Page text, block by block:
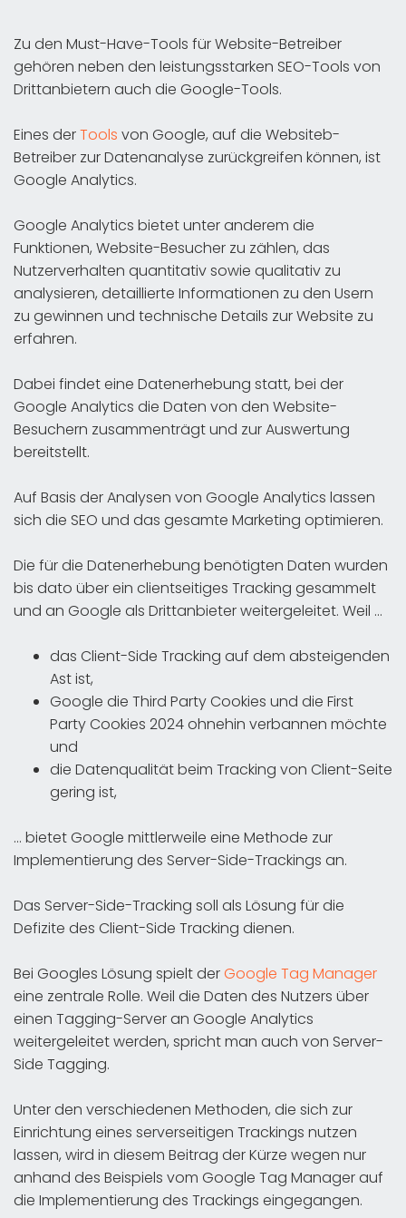
Zu den Must-Have-Tools für Website-Betreiber
gehören neben den leistungsstarken SEO-Tools von
Drittanbietern auch die Google-Tools.
Eines derTools von Google, auf die Websiteb-
Betreiber zur Datenanalyse zurückgreifen können, ist
Google Analytics.
Google Analytics bietet unter anderem die
Funktionen, Website-Besucher zu zählen, das
Nutzerverhalten quantitativ sowie qualitativ zu
analysieren, detaillierte Informationen zu den Usern
zu gewinnen und technische Details zur Website zu
erfahren.
Dabei findet eine Datenerhebung statt, bei der
Google Analytics die Daten von den Website-
Besuchern zusammenträgt und zur Auswertung
bereitstellt.
Auf Basis der Analysen von Google Analytics lassen
sich die SEO und das gesamte Marketing optimieren.
Die für die Datenerhebung benötigten Daten wurden
bis dato über ein clientseitiges Tracking gesammelt
und an Google als Drittanbieter weitergeleitet. Weil …
das Client-Side Tracking auf dem absteigenden
Ast ist,
Google die Third Party Cookies und die First
Party Cookies 2024 ohnehin verbannen möchte
und
die Datenqualität beim Tracking von Client-Seite
gering ist,
… bietet Google mittlerweile eine Methode zur
Implementierung des Server-Side-Trackings an.
Das Server-Side-Tracking soll als Lösung für die
Defizite des Client-Side Tracking dienen.
Bei Googles Lösung spielt derGoogle Tag Manager
eine zentrale Rolle. Weil die Daten des Nutzers über
einen Tagging-Server an Google Analytics
weitergeleitet werden, spricht man auch von Server-
Side Tagging.
Unter den verschiedenen Methoden, die sich zur
Einrichtung eines serverseitigen Trackings nutzen
lassen, wird in diesem Beitrag der Kürze wegen nur
anhand des Beispiels vom Google Tag Manager auf
die Implementierung des Trackings eingegangen.